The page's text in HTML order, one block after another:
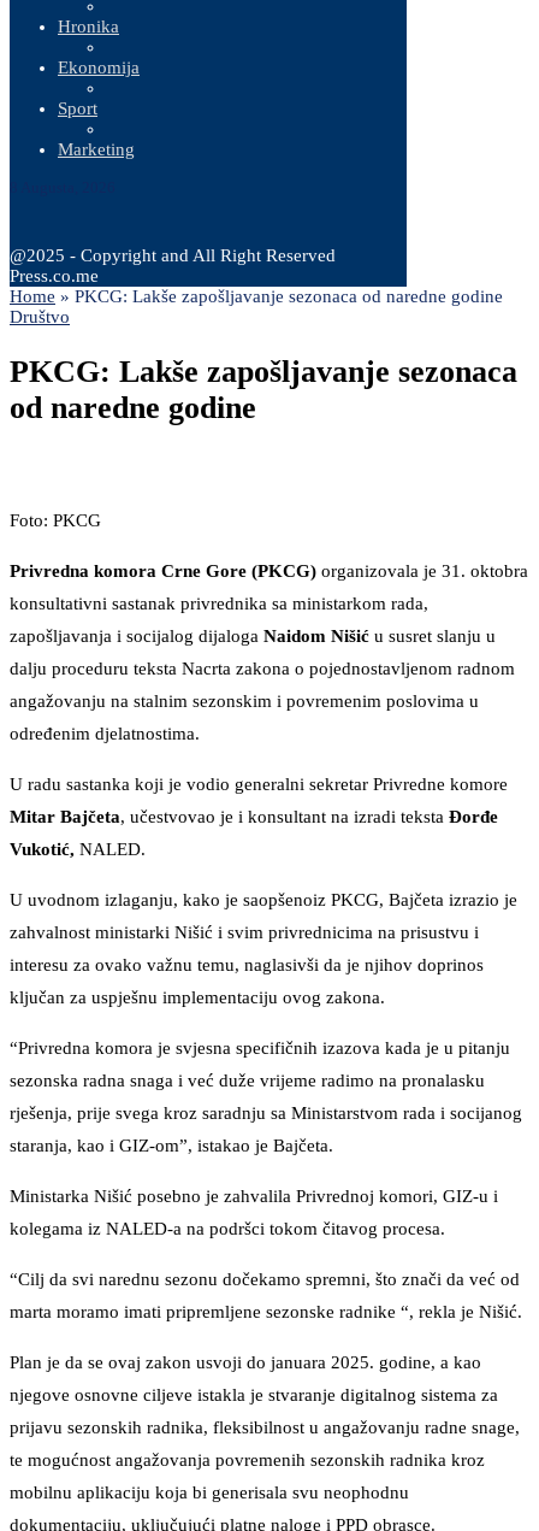
Hronika
Ekonomija
Sport
Marketing
@2025 - Copyright and All Right Reserved
Press.co.me
Home » PKCG: Lakše zapošljavanje sezonaca od naredne godine
Društvo
PKCG: Lakše zapošljavanje sezonaca
od naredne godine
Foto: PKCG
Privredna komora Crne Gore (PKCG) organizovala je 31. oktobra
konsultativni sastanak privrednika sa ministarkom rada,
zapošljavanja i socijalog dijaloga Naidom Nišić u susret slanju u
dalju proceduru teksta Nacrta zakona o pojednostavljenom radnom
angažovanju na stalnim sezonskim i povremenim poslovima u
određenim djelatnostima.
U radu sastanka koji je vodio generalni sekretar Privredne komore
Mitar Bajčeta, učestvovao je i konsultant na izradi teksta Đorđe
Vukotić, NALED.
U uvodnom izlaganju, kako je saopšenoiz PKCG, Bajčeta izrazio je
zahvalnost ministarki Nišić i svim privrednicima na prisustvu i
interesu za ovako važnu temu, naglasivši da je njihov doprinos
ključan za uspješnu implementaciju ovog zakona.
“Privredna komora je svjesna specifičnih izazova kada je u pitanju
sezonska radna snaga i već duže vrijeme radimo na pronalasku
rješenja, prije svega kroz saradnju sa Ministarstvom rada i socijanog
staranja, kao i GIZ-om”, istakao je Bajčeta.
Ministarka Nišić posebno je zahvalila Privrednoj komori, GIZ-u i
kolegama iz NALED-a na podršci tokom čitavog procesa.
“Cilj da svi narednu sezonu dočekamo spremni, što znači da već od
marta moramo imati pripremljene sezonske radnike “, rekla je Nišić.
Plan je da se ovaj zakon usvoji do januara 2025. godine, a kao
njegove osnovne ciljeve istakla je stvaranje digitalnog sistema za
prijavu sezonskih radnika, fleksibilnost u angažovanju radne snage,
te mogućnost angažovanja povremenih sezonskih radnika kroz
mobilnu aplikaciju koja bi generisala svu neophodnu
dokumentaciju, uključujući platne naloge i PPD obrasce.